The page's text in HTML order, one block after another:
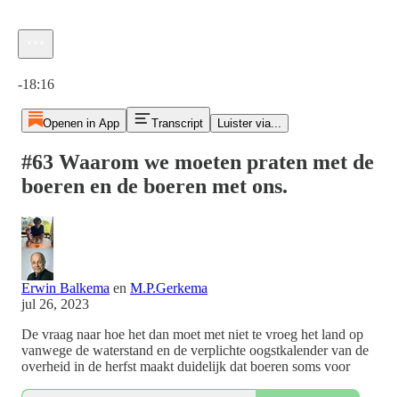
-18:16
Openen in App Transcript Luister via...
#63 Waarom we moeten praten met de
boeren en de boeren met ons.
Erwin Balkema en M.P.Gerkema
jul 26, 2023
De vraag naar hoe het dan moet met niet te vroeg het land op
vanwege de waterstand en de verplichte oogstkalender van de
overheid in de herfst maakt duidelijk dat boeren soms voor